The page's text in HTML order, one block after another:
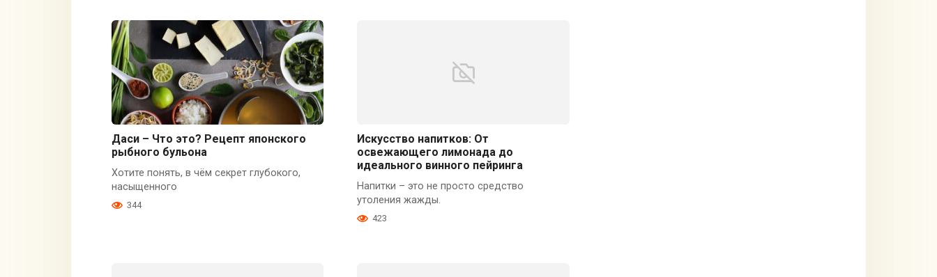
Даси – Что это? Рецепт японского
рыбного бульона
Хотите понять, в чём секрет глубокого,
насыщенного
344
Искусство напитков: От
освежающего лимонада до
идеального винного пейринга
Напитки – это не просто средство
утоления жажды.
423